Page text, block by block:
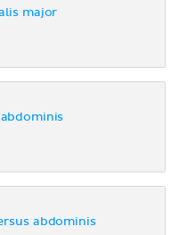
major
abdominis